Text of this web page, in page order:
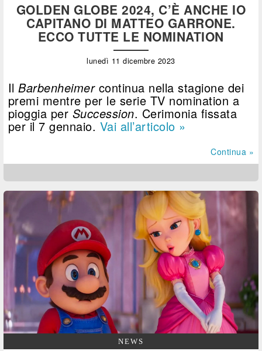
GOLDEN GLOBE 2024, C’È ANCHE IO
CAPITANO DI MATTEO GARRONE.
ECCO TUTTE LE NOMINATION
lunedì 11 dicembre 2023
IlBarbenheimercontinua nella stagione dei
premi mentre per le serie TV nomination a
pioggia per Succession. Cerimonia fissata
per il 7 gennaio. Vai all’articolo »
Continua »
NEWS